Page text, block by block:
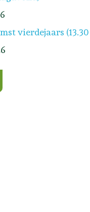
vierdejaars